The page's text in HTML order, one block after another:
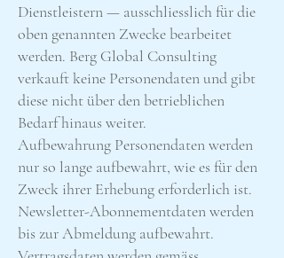
Dienstleistern — ausschliesslich für die
oben genannten Zwecke bearbeitet
werden. Berg Global Consulting
verkauft keine Personendaten und gibt
diese nicht über den betrieblichen
Bedarf hinaus weiter.
Aufbewahrung Personendaten werden
nur so lange aufbewahrt, wie es für den
Zweck ihrer Erhebung erforderlich ist.
Newsletter-Abonnementdaten werden
bis zur Abmeldung aufbewahrt.